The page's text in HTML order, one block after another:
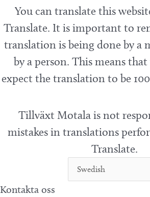
You can translate this
Translate. It is important to
translation is being done by a
by a person. This means
expect the translation to be
Tillväxt Motala is not
mistakes in translations
Translate.
Kontakta oss